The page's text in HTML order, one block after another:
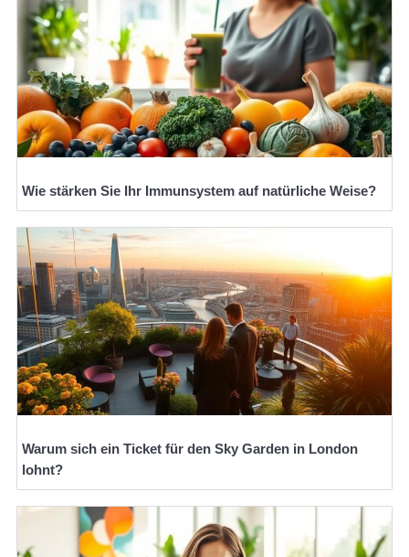
Wie stärken Sie Ihr Immunsystem auf natürliche Weise?
Warum sich ein Ticket für den Sky Garden in London
lohnt?